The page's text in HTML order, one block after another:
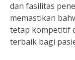
dan fasilitas
memastikan
tetap kompetitif
terbaik bagi